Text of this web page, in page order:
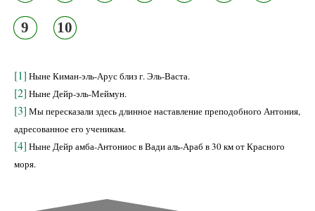
9 10
[1] Ныне Киман-эль-Арус близ г. Эль-Васта.
[2] Ныне Дейр-эль-Меймун.
[3] Мы пересказали здесь длинное наставление преподобного Антония,
адресованное его ученикам.
[4] Ныне Дейр амба-Антониос в Вади аль-Араб в 30 км от Красного
моря.